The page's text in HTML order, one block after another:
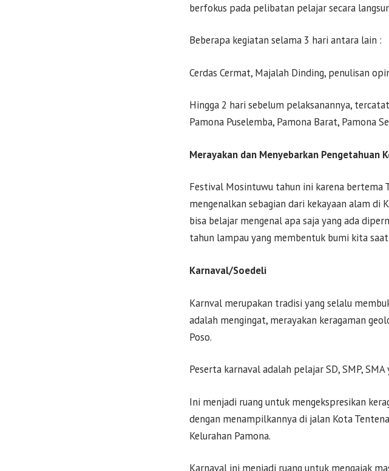
berfokus pada pelibatan pelajar secara
Beberapa kegiatan selama 3 hari antara lain :
Cerdas Cermat, Majalah Dinding, penulisan
Hingga 2 hari sebelum pelaksanannya,
Pamona Puselemba, Pamona Barat, Pamona
Merayakan dan Menyebarkan Pengetahuan
Festival Mosintuwu tahun ini karena bertema
mengenalkan sebagian dari kekayaan alam di
bisa belajar mengenal apa saja yang ada
tahun lampau yang membentuk bumi kita
Karnaval/Soedeli
Karnval merupakan tradisi yang selalu
adalah mengingat, merayakan keragaman
Poso.
Peserta karnaval adalah pelajar SD, SMP,
Ini menjadi ruang untuk mengekspresikan
dengan menampilkannya di jalan Kota
Kelurahan Pamona.
Karnaval ini menjadi ruang untuk mengajak